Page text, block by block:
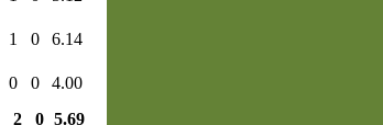
1 0 6.14
0 0
4.00
2 0 5.69